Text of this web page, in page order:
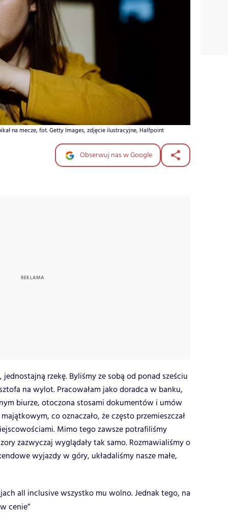
na mecze, fot. Getty Images, zdjęcie ilustracyjne, Halfpoint
Obserwuj nas w Google
rzekę. Byliśmy ze sobą od ponad sześciu
na wylot. Pracowałam jako doradca w banku,
biurze, otoczona stosami dokumentów i umów
co oznaczało, że często przemieszczał
Mimo tego zawsze potrafiliśmy
zazwyczaj wyglądały tak samo. Rozmawialiśmy o
wyjazdy w góry, układaliśmy nasze małe,
all inclusive wszystko mu wolno. Jednak tego, na
cenie”